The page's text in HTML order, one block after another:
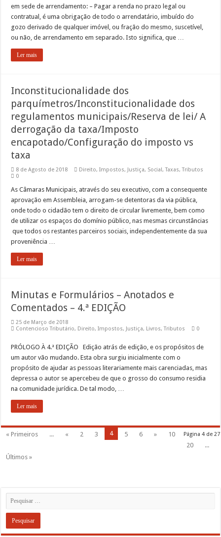
em sede de arrendamento: – Pagar a renda no prazo legal ou
contratual, é uma obrigação de todo o arrendatário, imbuído do
gozo derivado de qualquer imóvel, ou fração do mesmo, suscetível,
ou não, de arrendamento em separado. Isto significa, que …
Ler mais
Inconstitucionalidade dos
parquímetros/Inconstitucionalidade dos
regulamentos municipais/Reserva de lei/ A
derrogação da taxa/Imposto
encapotado/Configuração do imposto vs
taxa
8 de Agosto de 2018 Direito,Impostos, Justiça, Social,Taxas,Tributos
0
As Câmaras Municipais, através do seu executivo, com a consequente
aprovação em Assembleia, arrogam-se detentoras da via pública,
onde todo o cidadão tem o direito de circular livremente, bem como
de utilizar os espaços do domínio público, nas mesmas circunstâncias
que todos os restantes parceiros sociais, independentemente da sua
proveniência …
Ler mais
Minutas e Formulários – Anotados e
Comentados – 4.ª EDIÇÃO
25 de Março de 2018
Contencioso Tributário, Direito,Impostos, Justiça, Livros,Tributos 0
PRÓLOGO À 4.ª EDIÇÃO Edição atrás de edição, e os propósitos de
um autor vão mudando. Esta obra surgiu inicialmente com o
propósito de ajudar as pessoas literariamente mais carenciadas, mas
depressa o autor se apercebeu de que o grosso do consumo residia
na comunidade jurídica. De tal modo, …
Ler mais
Página 4 de 27
« Primeiros ... « 2 3 4 5 6 »
10
20
...
Últimos »